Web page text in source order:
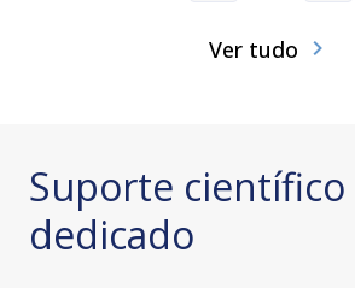
Ver tudo
Suporte científico
dedicado